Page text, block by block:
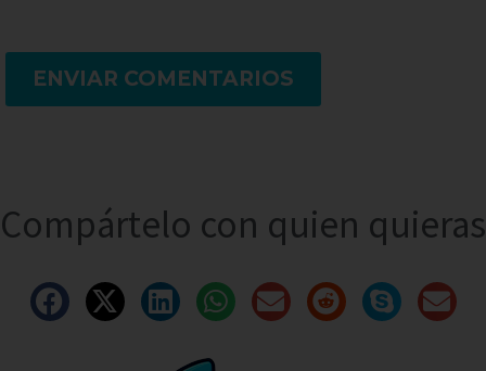
ENVIAR COMENTARIOS
Compártelo con quien quieras